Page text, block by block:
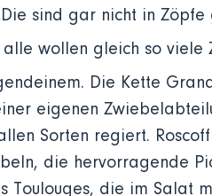
sind gar nicht in Zöpfe
wollen gleich so viele
Die Kette
eigenen
Sorten regiert.
die hervorragende
Toulouges, die im Salat